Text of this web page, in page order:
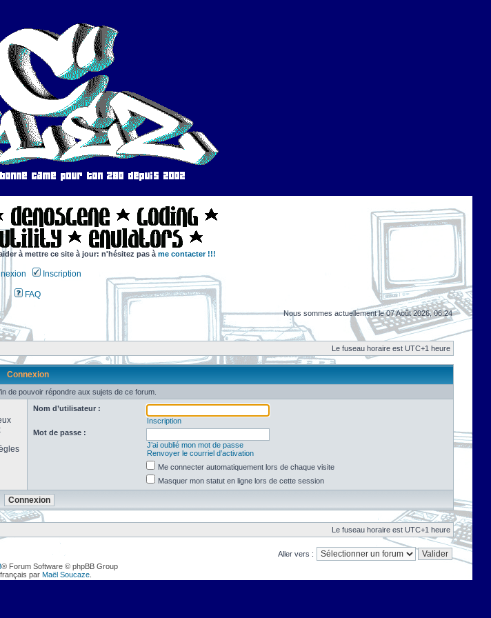
à mettre ce site à jour: n'hésitez pas à me contacter !!!
Inscription
FAQ
Nous sommes actuellement le 07 Août 2026, 06:24
Le fuseau horaire est UTC+1 heure
Connexion
de pouvoir répondre aux sujets de ce forum.
Nom d’utilisateur :
Inscription
Mot de passe :
J’ai oublié mon mot de passe
Renvoyer le courriel d’activation
Me connecter automatiquement lors de chaque visite
Masquer mon statut en ligne lors de cette session
Le fuseau horaire est UTC+1 heure
Aller vers :
® Forum Software © phpBB Group
par Maël Soucaze.